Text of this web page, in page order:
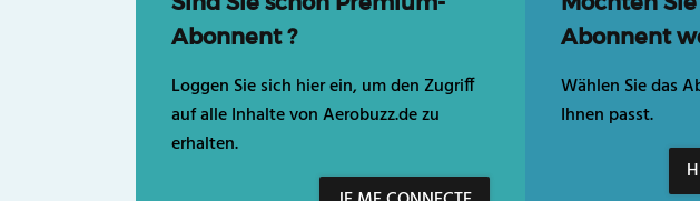
Abonnent ?
Loggen Sie sich hier ein, um den Zugriff
auf alle Inhalte von Aerobuzz.de zu
erhalten.
Abonnent
Wählen Sie das
Ihnen passt.